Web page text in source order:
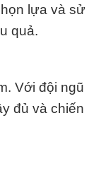
lựa và sử
quả.
Với đội ngũ
đủ và chiến